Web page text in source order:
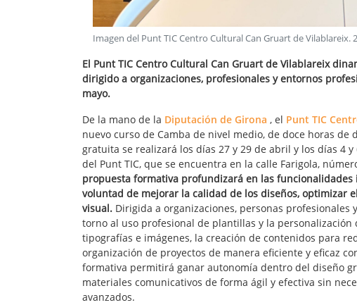
Imagen del Punt TIC Centro Cultural Can Gruart de Vilablareix.
El Punt TIC Centro Cultural Can Gruart de Vilablareix
dirigido a organizaciones, profesionales y entornos
mayo.
De la mano de la Diputación de Girona , el Punt TIC
nuevo curso de Camba de nivel medio, de doce horas
gratuita se realizará los días 27 y 29 de abril y los días 4
del Punt TIC, que se encuentra en la calle Farigola,
propuesta formativa profundizará en las
voluntad de mejorar la calidad de los diseños, optimizar
visual. Dirigida a organizaciones, personas
torno al uso profesional de plantillas y la personalización
tipografías e imágenes, la creación de contenidos para
organización de proyectos de manera eficiente y eficaz
formativa permitirá ganar autonomía dentro del diseño
materiales comunicativos de forma ágil y efectiva sin
avanzados.